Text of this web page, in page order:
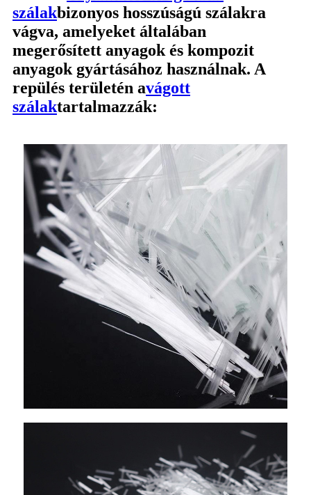
szálakbizonyos hosszúságú szálakra
vágva, amelyeket általában
megerősített anyagok és kompozit
anyagok gyártásához használnak. A
repülés területén avágott
szálaktartalmazzák: